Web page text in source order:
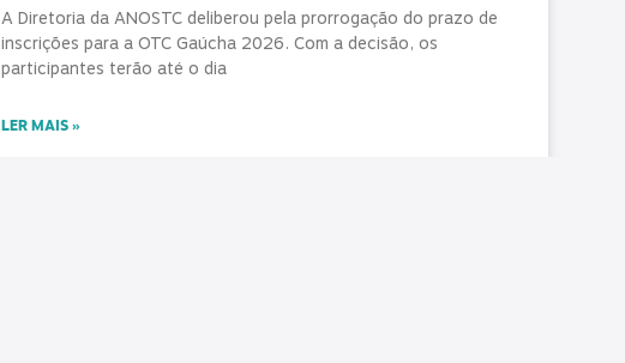
A Diretoria da ANOSTC deliberou pela prorrogação do prazo de
inscrições para a OTC Gaúcha 2026. Com a decisão, os
participantes terão até o dia
LER MAIS »